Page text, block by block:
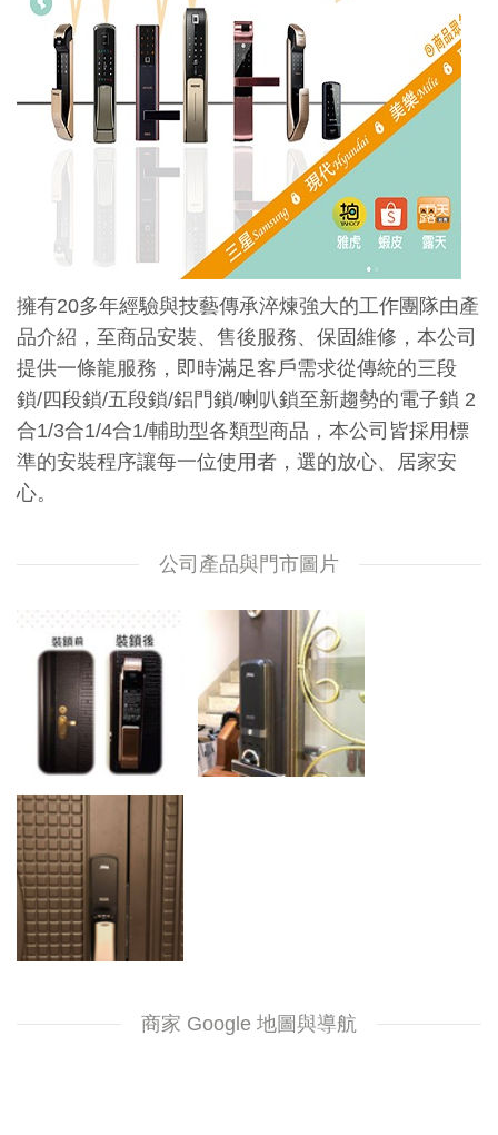
擁有20多年經驗與技藝傳承淬煉強大的工作團隊由產
品介紹，至商品安裝、售後服務、保固維修，本公司
提供一條龍服務，即時滿足客戶需求從傳統的三段
鎖/四段鎖/五段鎖/鋁門鎖/喇叭鎖至新趨勢的電子鎖 2
合1/3合1/4合1/輔助型各類型商品，本公司皆採用標
準的安裝程序讓每一位使用者，選的放心、居家安
心。
公司產品與門市圖片
商家 Google 地圖與導航